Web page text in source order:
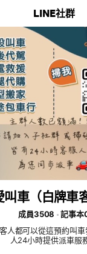
LINE社群
叫車（白牌車
成員3508
記事本
人都可以從這預約叫
人24小時提供派車服